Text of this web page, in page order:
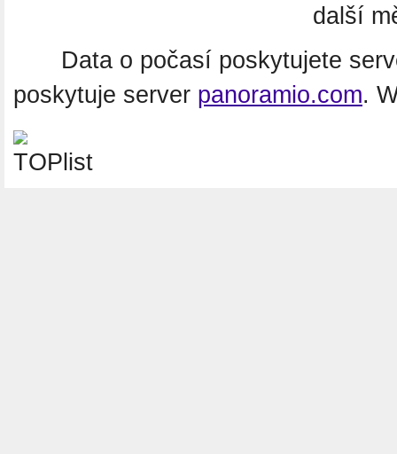
další
Data o počasí poskytujete
poskytuje server panoramio.com.